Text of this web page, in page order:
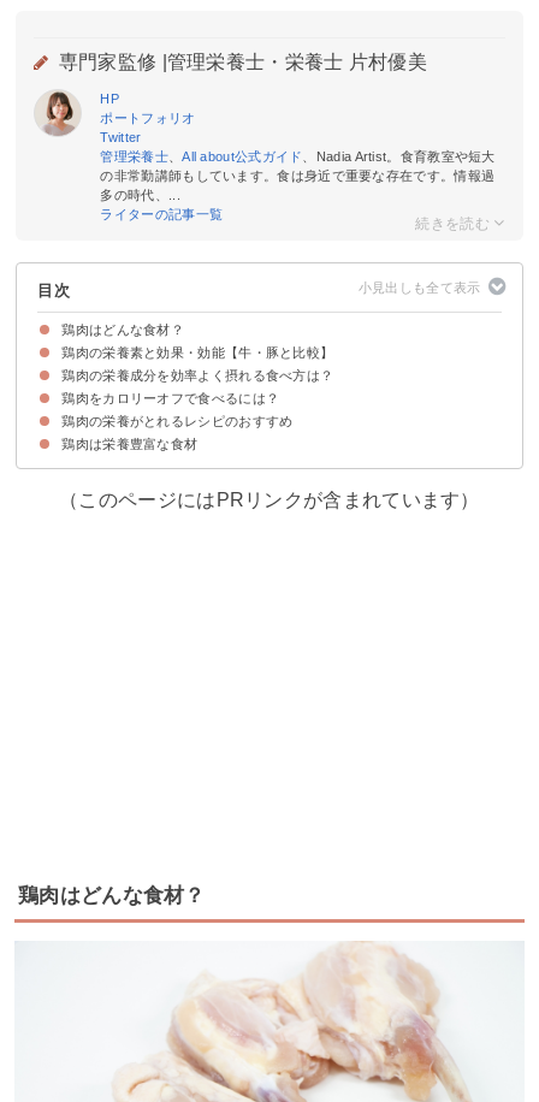
専門家監修 | 管理栄養士・栄養士 片村優美
HP
ポートフォリオ
Twitter
管理栄養士、All about公式ガイド
、Nadia Artist。食育教室や短大
の非常勤講師もしています。食は身近で重要な存在です。情報過
多の時代、...
ライターの記事一覧
目次
鶏肉はどんな食材？
鶏肉の部位・種類
鶏肉の栄養素と効果・効能【牛・豚と比較】
①タンパク質
②ナイアシン
③ビタミンK
④セレン
⑤メチオニン
⑥トリプトファン
鶏肉の栄養成分を効率よく摂れる食べ方は？
①揚げ・焼きで脂溶性ビタミンの吸収率をあげる
②茹で料理の場合は煮汁まで食べる
鶏肉をカロリーオフで食べるには？
①皮をパリパリになるまで焼く
②蒸し料理で食べる
鶏肉の栄養がとれるレシピのおすすめ
①～ニンニク香る～ネギだく鶏ささみ
②蒸し鶏とトマトのサラダ～にら塩だれがけ～
③チーズと大葉のノンフライささみカツ
鶏肉は栄養豊富な食材
（このページにはPRリンクが含まれています）
鶏肉はどんな食材？